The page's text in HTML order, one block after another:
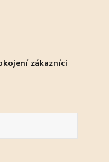
zákazníci